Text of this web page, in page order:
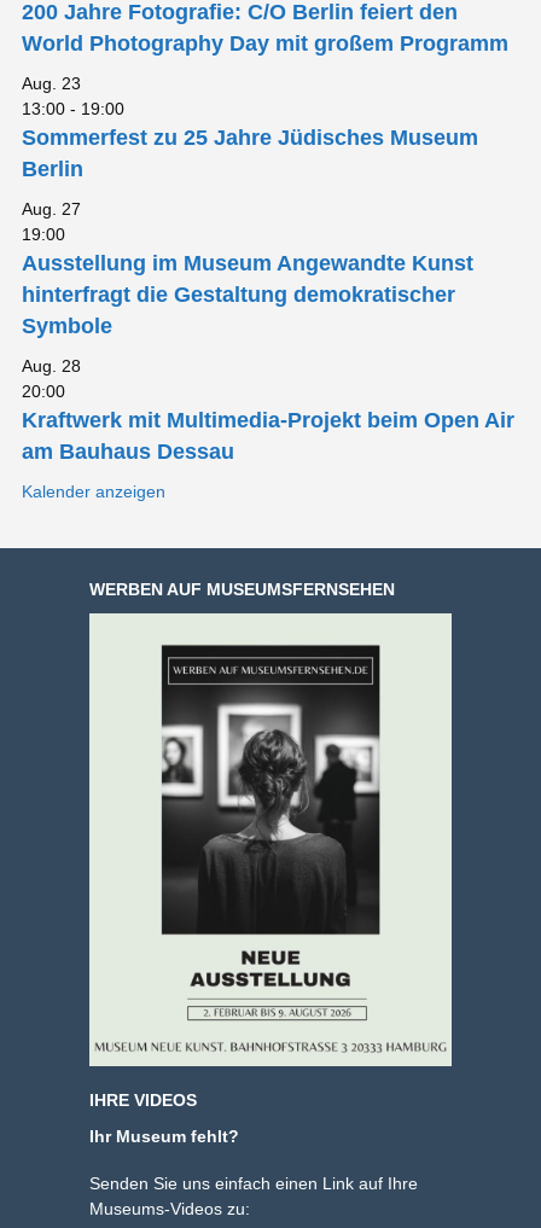
200 Jahre Fotografie: C/O Berlin feiert den
World Photography Day mit großem Programm
Aug. 23
13:00 - 19:00
Sommerfest zu 25 Jahre Jüdisches Museum
Berlin
Aug. 27
19:00
Ausstellung im Museum Angewandte Kunst
hinterfragt die Gestaltung demokratischer
Symbole
Aug. 28
20:00
Kraftwerk mit Multimedia-Projekt beim Open Air
am Bauhaus Dessau
Kalender anzeigen
WERBEN AUF MUSEUMSFERNSEHEN
IHRE VIDEOS
Ihr Museum fehlt?
Senden Sie uns einfach einen Link auf Ihre
Museums-Videos zu: